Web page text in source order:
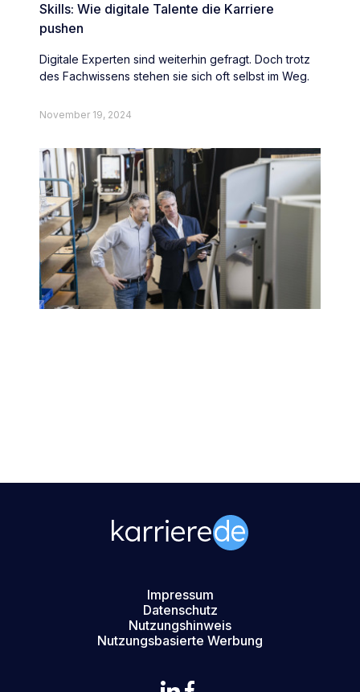
Skills: Wie digitale Talente die Karriere
pushen
Digitale Experten sind weiterhin gefragt. Doch trotz
des Fachwissens stehen sie sich oft selbst im Weg.
November 19, 2024
Impressum
Datenschutz
Nutzungshinweis
Nutzungsbasierte Werbung